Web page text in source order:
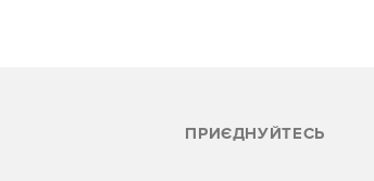
ПРИЄДНУЙТЕСЬ